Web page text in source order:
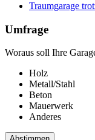
Traumgarage
Umfrage
Woraus soll Ihre
Holz
Metall/Stahl
Beton
Mauerwerk
Anderes